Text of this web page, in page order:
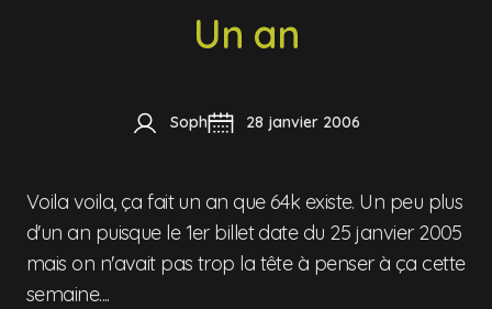
Un an
Soph 28 janvier 2006
Voila voila, ça fait un an que 64k existe. Un peu plus
d'un an puisque le 1er billet date du 25 janvier 2005
mais on n'avait pas trop la tête à penser à ça cette
semaine....